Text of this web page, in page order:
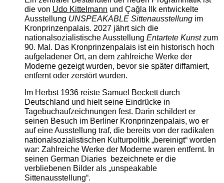
die von Udo Kittelmann und Çağla Ilk entwickelte
Ausstellung UNSPEAKABLE Sittenausstellungim
Kronprinzenpalais. 2027 jährt sich die
nationalsozialistische Ausstellung Entartete Kunstzum
90. Mal. Das Kronprinzenpalais ist ein historisch hoch
aufgeladener Ort, an dem zahlreiche Werke der
Moderne gezeigt wurden, bevor sie später diffamiert,
entfernt oder zerstört wurden.
Im Herbst 1936 reiste Samuel Beckett durch
Deutschland und hielt seine Eindrücke in
Tagebuchaufzeichnungen fest. Darin schildert er
seinen Besuch im Berliner Kronprinzenpalais, wo er
auf eine Ausstellung traf, die bereits von der radikalen
nationalsozialistischen Kulturpolitik „bereinigt“ worden
war: Zahlreiche Werke der Moderne waren entfernt. In
seinen German Diaries bezeichnete er die
verbliebenen Bilder als „unspeakable
Sittenausstellung“.